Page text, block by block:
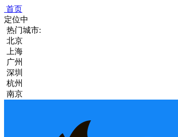
首页
定位中
热门城市:
北京
上海
广州
深圳
杭州
南京